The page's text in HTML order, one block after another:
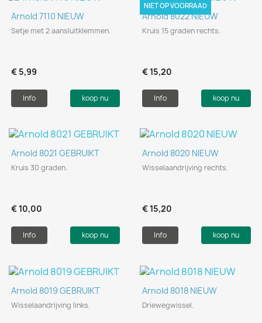
Arnold 7110 NIEUW
Setje met 2 aansluitklemmen.
€ 5,99
Info koop nu
Arnold 8022 NIEUW
Kruis 15 graden rechts.
€ 15,20
Info koop nu
NIET OP VOORRAAD
Arnold 8021 GEBRUIKT
Kruis 30 graden.
€ 10,00
Info koop nu
Arnold 8020 NIEUW
Wisselaandrijving rechts.
€ 15,20
Info koop nu
Arnold 8019 GEBRUIKT
Wisselaandrijving links.
Arnold 8018 NIEUW
Driewegwissel.